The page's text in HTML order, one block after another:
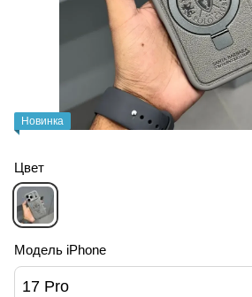
Новинка
Цвет
Модель iPhone
17 Pro